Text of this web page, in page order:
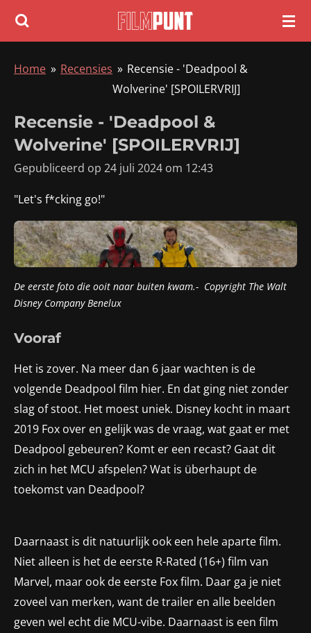
Ga
deHome » Recensies » Recensie - 'Deadpool &
Wolverine' [SPOILERVRIJ]
Recensie - 'Deadpool &
Wolverine' [SPOILERVRIJ]
Gepubliceerd op 24 juli 2024 om 12:43
"Let's f*cking go!"
De eerste foto die ooit naar buiten kwam.- Copyright The Walt
Disney Company Benelux
Vooraf
Het is zover. Na meer dan 6 jaar wachten is de
volgende Deadpool film hier. En dat ging niet zonder
slag of stoot. Het moest uniek. Disney kocht in maart
2019 Fox over en gelijk was de vraag, wat gaat er met
Deadpool gebeuren? Komt er een recast? Gaat dit
zich in het MCU afspelen? Wat is überhaupt de
toekomst van Deadpool?
Daarnaast is dit natuurlijk ook een hele aparte film.
Niet alleen is het de eerste R-Rated (16+) film van
Marvel, maar ook de eerste Fox film. Daar ga je niet
zoveel van merken, want de trailer en alle beelden
geven wel echt die MCU-vibe. Daarnaast is een film